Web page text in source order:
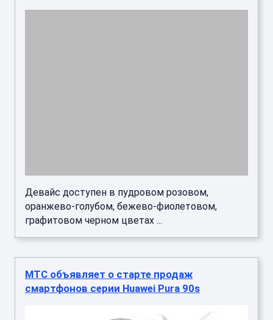
Девайс доступен в пудровом розовом,
оранжево-голубом, бежево-фиолетовом,
графитовом черном цветах ...
МТС объявляет о старте продаж
смартфонов серии Huawei Pura 90s